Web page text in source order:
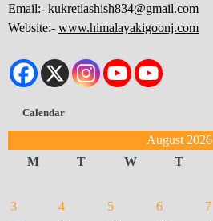
Email:- kukretiashish834@gmail.com
Website:- www.himalayakigoonj.com
Calendar
August 2026
M
T W T
3
4 5 6 7